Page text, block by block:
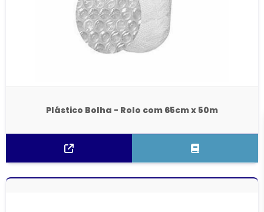
Plástico Bolha - Rolo com 65cm x 50m